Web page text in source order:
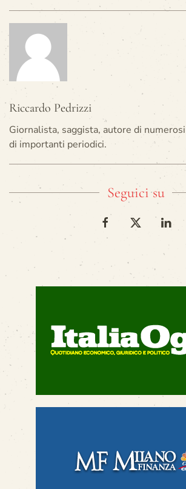
Riccardo Pedrizzi
Giornalista, saggista, autore di
di importanti periodici.
Seguici su